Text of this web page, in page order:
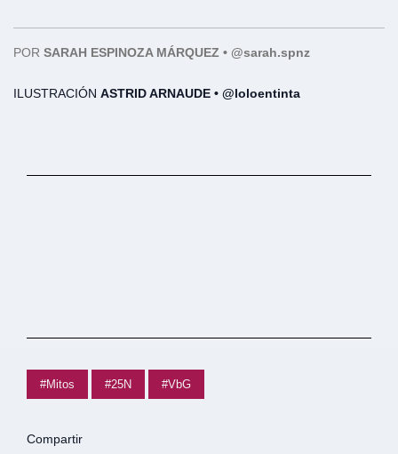
POR SARAH ESPINOZA MÁRQUEZ • @sarah.spnz
ILUSTRACIÓN ASTRID ARNAUDE • @loloentinta
#Mitos #25N #VbG
Compartir